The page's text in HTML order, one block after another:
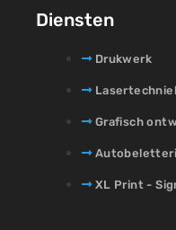
Diensten
Drukwerk
Grafisch
XL Print -